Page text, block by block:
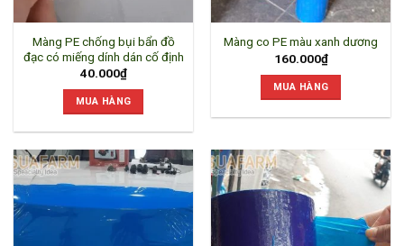
Màng PE chống bụi bẩn đồ
đạc có miếng dính dán cố định
40.000₫
MUA HÀNG
Màng co PE màu xanh dương
160.000₫
MUA HÀNG